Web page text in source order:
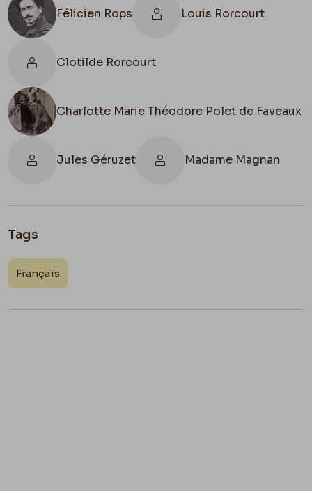
Félicien Rops Louis Rorcourt
Clotilde Rorcourt
Charlotte Marie Théodore Polet de Faveaux
Jules Géruzet Madame Magnan
Tags
Français